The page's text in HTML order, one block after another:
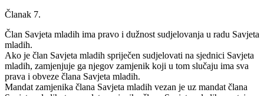
Članak 7.
Član Savjeta mladih ima pravo i dužnost sudjelovanja u radu Savjeta
mladih.
Ako je član Savjeta mladih spriječen sudjelovati na sjednici Savjeta
mladih, zamjenjuje ga njegov zamjenik koji u tom slučaju ima sva
prava i obveze člana Savjeta mladih.
Mandat zamjenika člana Savjeta mladih vezan je uz mandat člana